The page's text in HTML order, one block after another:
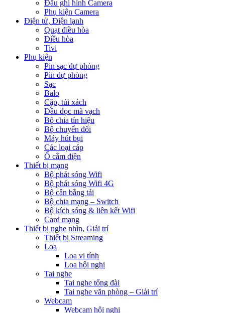
Đầu ghi hình Camera
Phụ kiện Camera
Điện tử, Điện lạnh
Quạt điều hòa
Điều hòa
Tivi
Phụ kiện
Pin sạc dự phòng
Pin dự phòng
Sạc
Balo
Cặp, túi xách
Đầu đọc mã vạch
Bộ chia tín hiệu
Bộ chuyển đổi
Máy hút bụi
Các loại cáp
Ổ cắm điện
Thiết bị mạng
Bộ phát sóng Wifi
Bộ phát sóng Wifi 4G
Bộ cân bằng tải
Bộ chia mạng – Switch
Bộ kích sóng & liên kết Wifi
Card mạng
Thiết bị nghe nhìn, Giải trí
Thiết bị Streaming
Loa
Loa vi tính
Loa hội nghị
Tai nghe
Tai nghe tổng đài
Tai nghe văn phòng – Giải trí
Webcam
Webcam hội nghị